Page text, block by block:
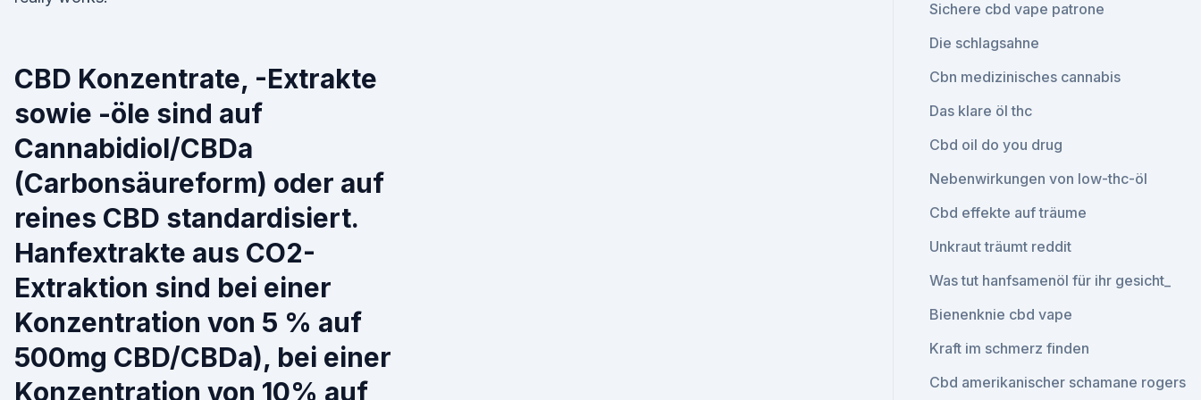
CBD Konzentrate, -Extrakte
sowie -öle sind auf
Cannabidiol/CBDa
(Carbonsäureform) oder auf
reines CBD standardisiert.
Hanfextrakte aus CO2-
Extraktion sind bei einer
Konzentration von 5 % auf
500mg CBD/CBDa), bei einer
Konzentration von 10% auf
Sichere cbd vape patrone
Die schlagsahne
Cbn medizinisches cannabis
Das klare öl thc
Cbd oil do you drug
Nebenwirkungen von low-thc-öl
Cbd effekte auf träume
Unkraut träumt reddit
Was tut hanfsamenöl für ihr gesicht_
Bienenknie cbd vape
Kraft im schmerz finden
Cbd amerikanischer schamane rogers